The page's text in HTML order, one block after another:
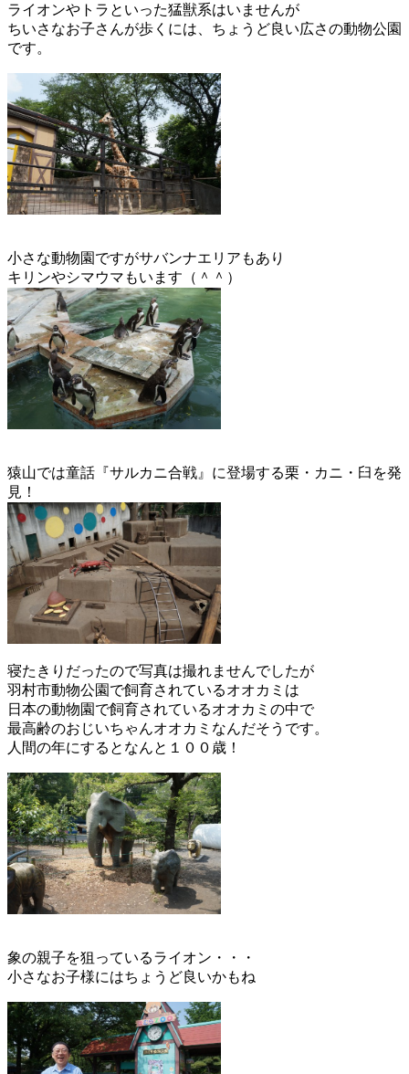
ライオンやトラといった猛獣系はいませんが
ちいさなお子さんが歩くには、ちょうど良い広さの動物公園
です。
小さな動物園ですがサバンナエリアもあり
キリンやシマウマもいます（＾＾）
猿山では童話『サルカニ合戦』に登場する栗・カニ・臼を発
見！
寝たきりだったので写真は撮れませんでしたが
羽村市動物公園で飼育されているオオカミは
日本の動物園で飼育されているオオカミの中で
最高齢のおじいちゃんオオカミなんだそうです。
人間の年にするとなんと１００歳！
象の親子を狙っているライオン・・・
小さなお子様にはちょうど良いかもね